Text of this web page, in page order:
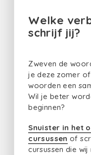
Welke
schrijf jij?
Zweven de
je deze zomer
woorden een
Wil je beter
beginnen?
Snuister in het
cursussen of
cursussen die